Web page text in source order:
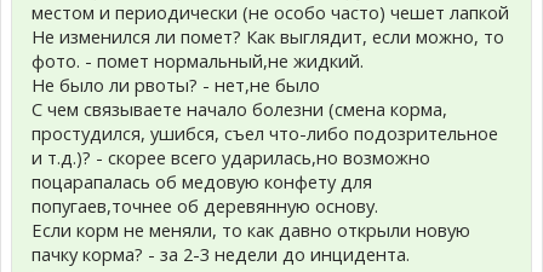
местом и периодически (не особо часто) чешет лапкой
Не изменился ли помет? Как выглядит, если можно, то
фото. - помет нормальный,не жидкий.
Не было ли рвоты? - нет,не было
С чем связываете начало болезни (смена корма,
простудился, ушибся, съел что-либо подозрительное
и т.д.)? - скорее всего ударилась,но возможно
поцарапалась об медовую конфету для
попугаев,точнее об деревянную основу.
Если корм не меняли, то как давно открыли новую
пачку корма? - за 2-3 недели до инцидента.